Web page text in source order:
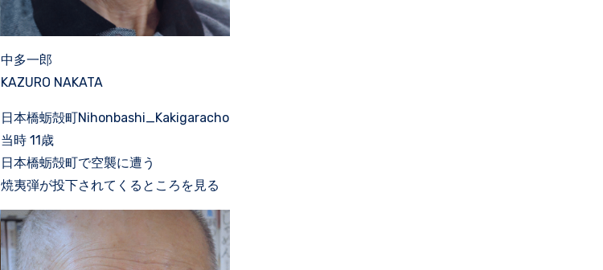
中多一郎
KAZURO NAKATA
日本橋蛎殻町Nihonbashi_Kakigaracho
当時 11歳
日本橋蛎殻町で空襲に遭う
焼夷弾が投下されてくるところを見る